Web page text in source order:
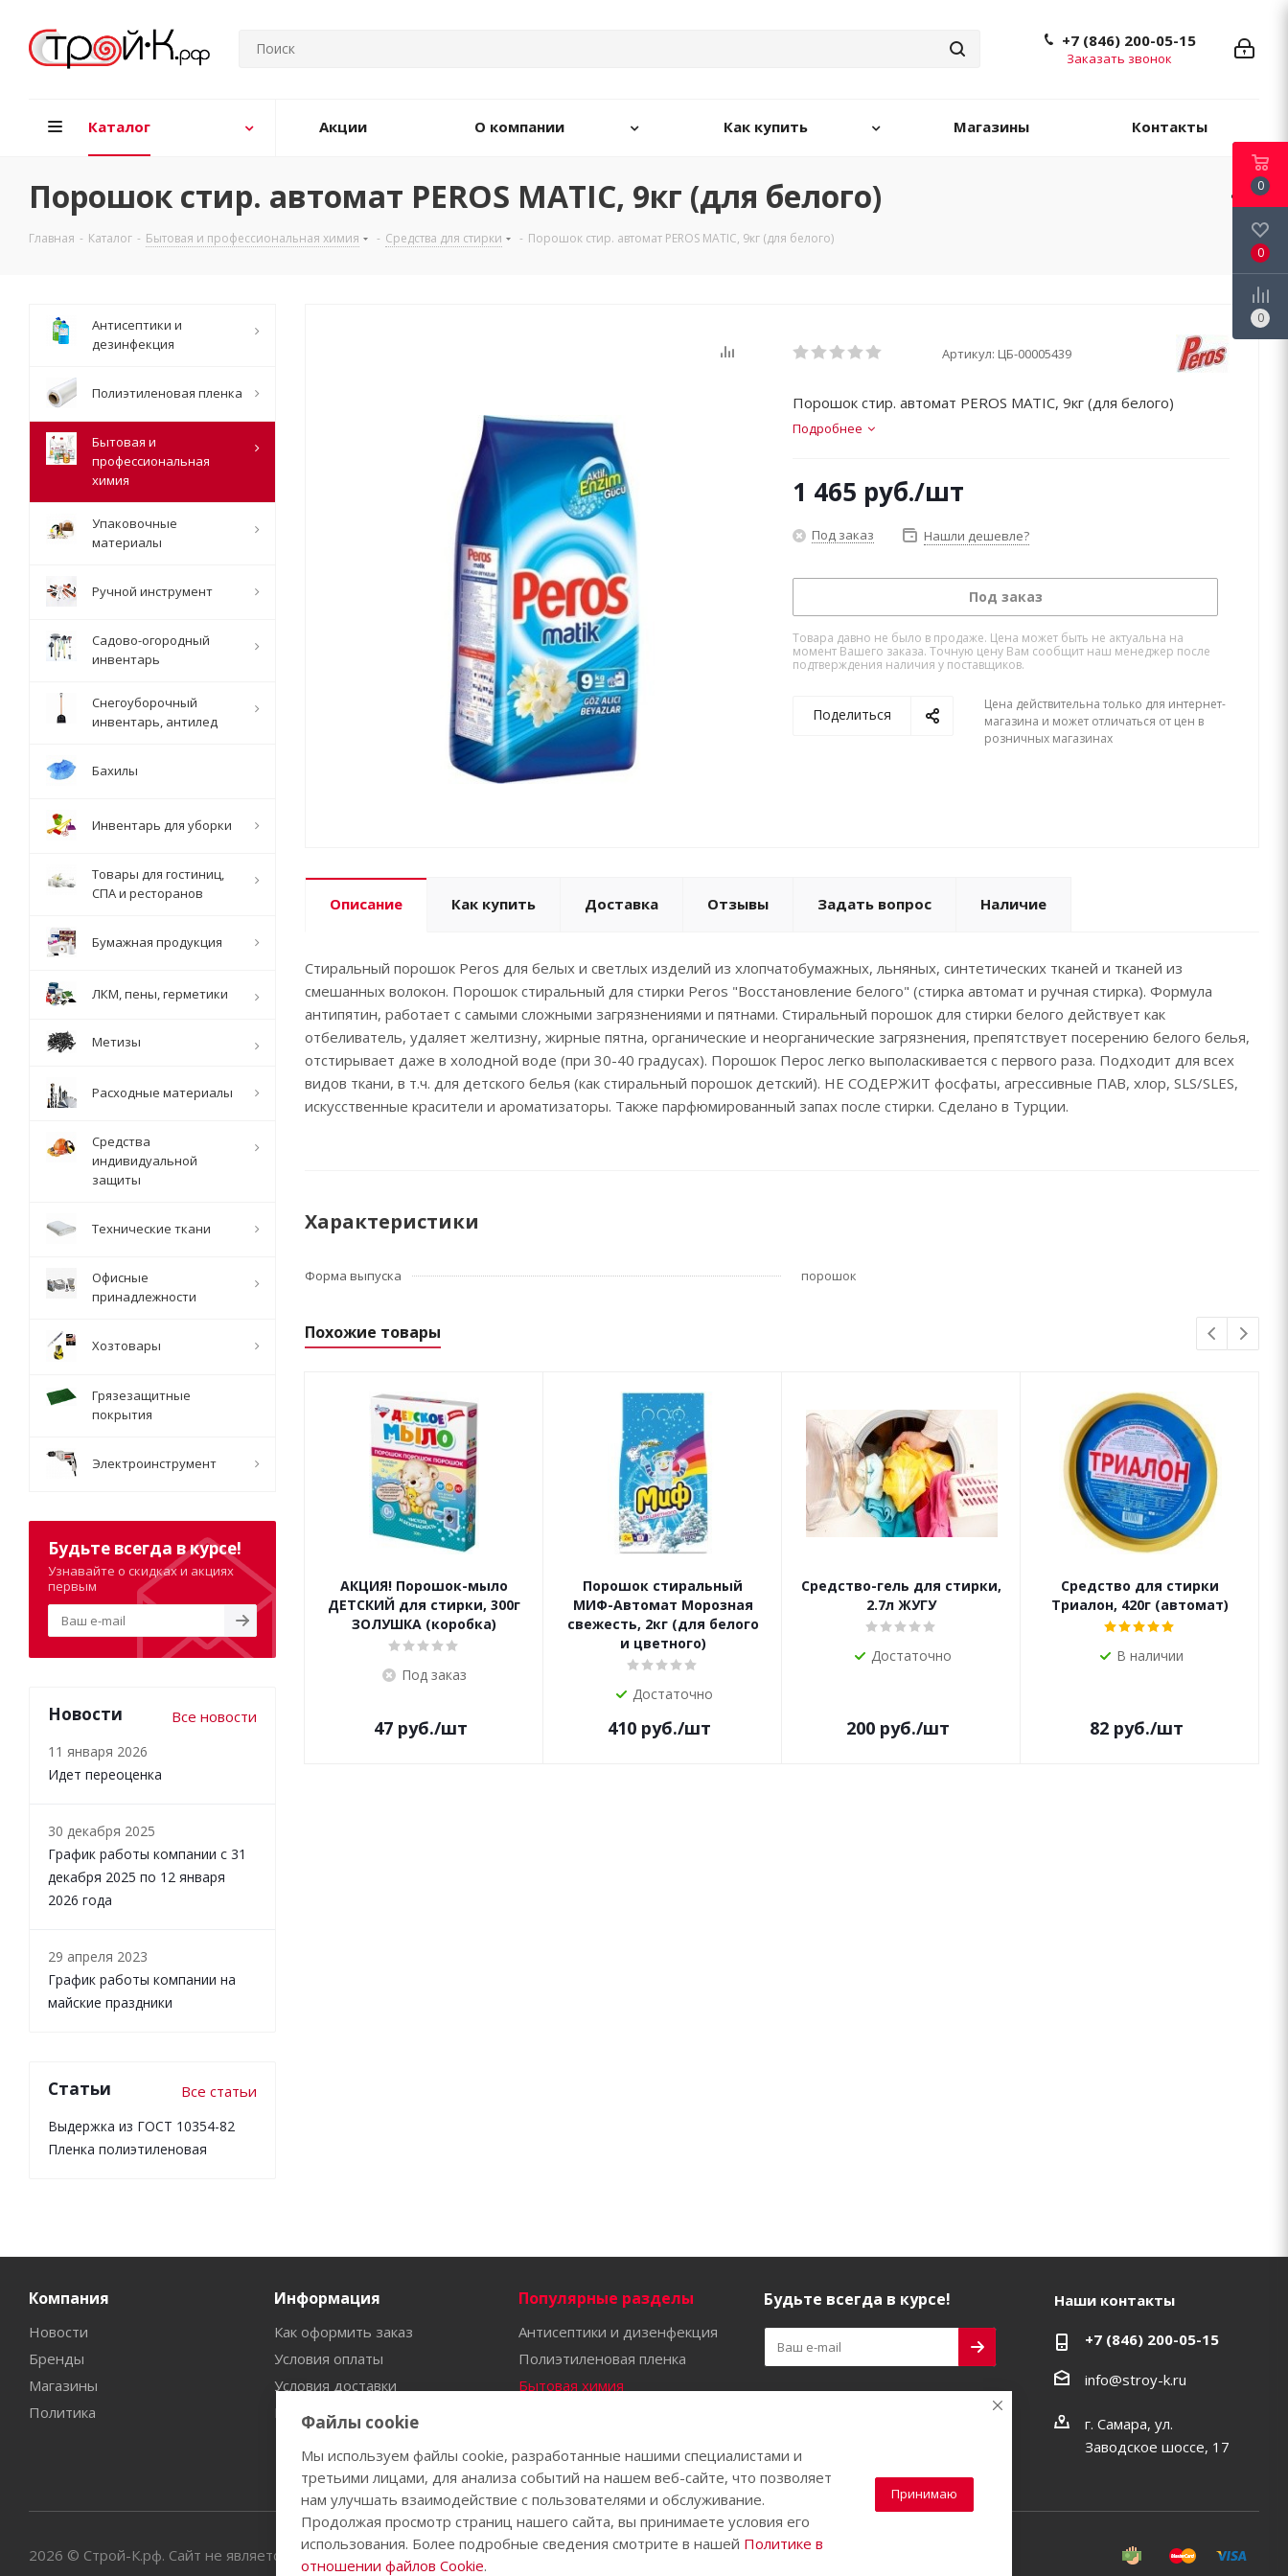
+7 (846) 200-05-15
Заказать звонок
Каталог Акции О компании Как купить Магазины Контакты
Порошок стир. автомат PEROS MATIC, 9кг (для белого)
Главная - Каталог - Бытовая и профессиональная химия - Средства для стирки - Порошок стир. автомат PEROS MATIC, 9кг (для белого)
Артикул: ЦБ-00005439
Порошок стир. автомат PEROS MATIC, 9кг (для белого)
Подробнее
1 465 руб./шт
Под заказ Нашли дешевле?
Под заказ
Товара давно не было в продаже. Цена может быть не актуальна на
момент Вашего заказа. Точную цену Вам сообщит наш менеджер после
подтверждения наличия у поставщиков.
Поделиться
Цена действительна только для интернет-
магазина и может отличаться от цен в
розничных магазинах
Описание Как купить Доставка Отзывы Задать вопрос Наличие
Стиральный порошок Peros для белых и светлых изделий из хлопчатобумажных, льняных, синтетических тканей и тканей из
смешанных волокон. Порошок стиральный для стирки Peros "Восстановление белого" (стирка автомат и ручная стирка). Формула
антипятин, работает с самыми сложными загрязнениями и пятнами. Стиральный порошок для стирки белого действует как
отбеливатель, удаляет желтизну, жирные пятна, органические и неорганические загрязнения, препятствует посерению белого белья,
отстирывает даже в холодной воде (при 30-40 градусах). Порошок Перос легко выполаскивается с первого раза. Подходит для всех
видов ткани, в т.ч. для детского белья (как стиральный порошок детский). НЕ СОДЕРЖИТ фосфаты, агрессивные ПАВ, хлор, SLS/SLES,
искусственные красители и ароматизаторы. Также парфюмированный запах после стирки. Сделано в Турции.
Характеристики
Форма выпуска порошок
Похожие товары
АКЦИЯ! Порошок-мыло
ДЕТСКИЙ для стирки, 300г
ЗОЛУШКА (коробка)
Под заказ
47 руб./шт
Порошок стиральный
МИФ-Автомат Морозная
свежесть, 2кг (для белого
и цветного)
Достаточно
410 руб./шт
Средство-гель для стирки,
2.7л ЖУГУ
Достаточно
200 руб./шт
Средство для стирки
Триалон, 420г (автомат)
В наличии
82 руб./шт
Антисептики и
дезинфекция
Полиэтиленовая пленка
Бытовая и
профессиональная
химия
Упаковочные
материалы
Ручной инструмент
Садово-огородный
инвентарь
Снегоуборочный
инвентарь, антилед
Бахилы
Инвентарь для уборки
Товары для гостиниц,
СПА и ресторанов
Бумажная продукция
ЛКМ, пены, герметики
Метизы
Расходные материалы
Средства
индивидуальной
защиты
Технические ткани
Офисные
принадлежности
Хозтовары
Грязезащитные
покрытия
Электроинструмент
Будьте всегда в курсе!
Узнавайте о скидках и акциях
первым
Новости Все новости
11 января 2026
Идет переоценка
30 декабря 2025
График работы компании с 31
декабря 2025 по 12 января
2026 года
29 апреля 2023
График работы компании на
майские праздники
Статьи Все статьи
Выдержка из ГОСТ 10354-82
Пленка полиэтиленовая
Компания
Новости
Бренды
Магазины
Политика
Информация
Как оформить заказ
Условия оплаты
Условия доставки
Гарантия на товар
Популярные разделы
Антисептики и дизенфекция
Полиэтиленовая пленка
Бытовая химия
Бахилы
Будьте всегда в курсе! Наши контакты
+7 (846) 200-05-15
info@stroy-k.ru
г. Самара, ул.
Заводское шоссе, 17
2026 © Строй-К.рф. Сайт не является публичной офертой.
0
0
0
Файлы cookie
Мы используем файлы cookie, разработанные нашими специалистами и
третьими лицами, для анализа событий на нашем веб-сайте, что позволяет
нам улучшать взаимодействие с пользователями и обслуживание.
Продолжая просмотр страниц нашего сайта, вы принимаете условия его
использования. Более подробные сведения смотрите в нашей Политике в
отношении файлов Cookie.
Принимаю